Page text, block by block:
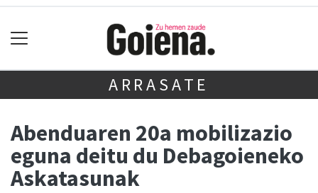
ARRASATE
Abenduaren 20a mobilizazio
eguna deitu du Debagoieneko
Askatasunak